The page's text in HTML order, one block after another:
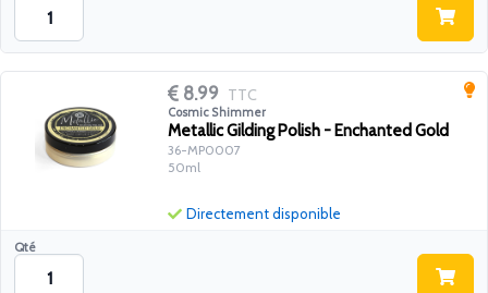
8.99 TTC
Cosmic Shimmer
Metallic Gilding Polish - Enchanted Gold
36-MP0007
50ml
Qté
Directement disponible